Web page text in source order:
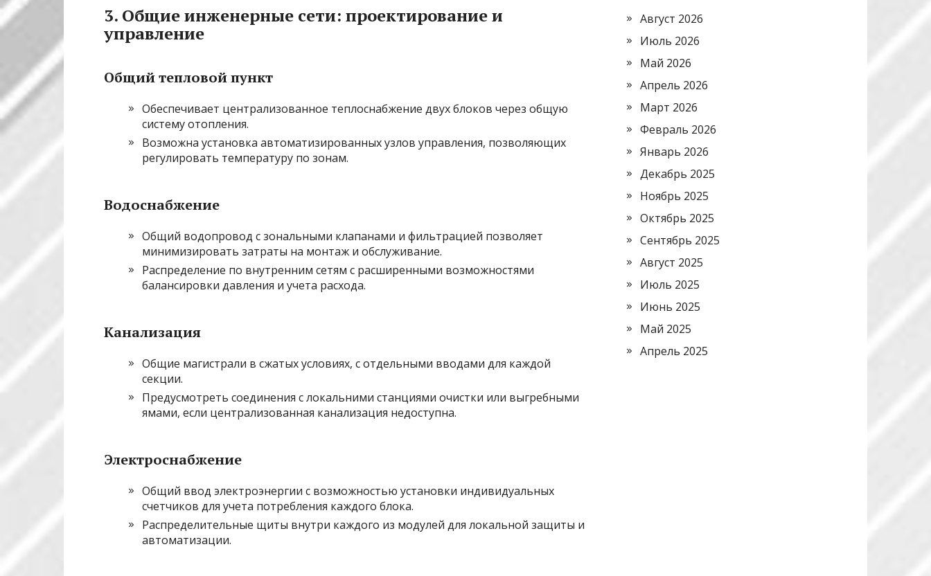
3. Общие инженерные сети: проектирование и
управление
Общий тепловой пункт
Обеспечивает централизованное теплоснабжение двух блоков через общую
систему отопления.
Возможна установка автоматизированных узлов управления, позволяющих
регулировать температуру по зонам.
Водоснабжение
Общий водопровод с зональными клапанами и фильтрацией позволяет
минимизировать затраты на монтаж и обслуживание.
Распределение по внутренним сетям с расширенными возможностями
балансировки давления и учета расхода.
Канализация
Общие магистрали в сжатых условиях, с отдельными вводами для каждой
секции.
Предусмотреть соединения с локальними станциями очистки или выгребными
ямами, если централизованная канализация недоступна.
Электроснабжение
Общий ввод электроэнергии с возможностью установки индивидуальных
счетчиков для учета потребления каждого блока.
Распределительные щиты внутри каждого из модулей для локальной защиты и
автоматизации.
Август 2026
Июль 2026
Май 2026
Апрель 2026
Март 2026
Февраль 2026
Январь 2026
Декабрь 2025
Ноябрь 2025
Октябрь 2025
Сентябрь 2025
Август 2025
Июль 2025
Июнь 2025
Май 2025
Апрель 2025